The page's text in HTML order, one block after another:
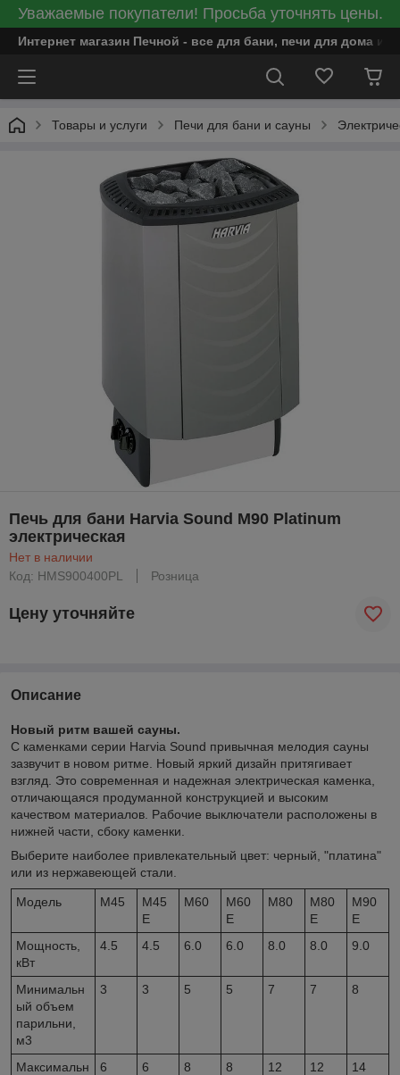
Уважаемые покупатели! Просьба уточнять цены.
Интернет магазин Печной - все для бани, печи для дома и
Товары и услуги Печи для бани и сауны
Печь для бани Harvia Sound M90 Platinum
электрическая
Нет в наличии
Код: HMS900400PL
Розница
Цену уточняйте
Описание
Новый ритм вашей сауны.
С каменками серии Harvia Sound привычная мелодия сауны
зазвучит в новом ритме. Новый яркий дизайн притягивает
взгляд. Это современная и надежная электрическая каменка,
отличающаяся продуманной конструкцией и высоким
качеством материалов. Рабочие выключатели расположены в
нижней части, сбоку каменки.
Выберите наиболее привлекательный цвет: черный, "платина"
или из нержавеющей стали.
Модель M45
M45
E
M60
M60
E
M80
M80
E
M90
E
Мощность,
кВт
4.5 4.5 6.0 6.0 8.0 8.0 9.0
Минимальн
ый объем
парильни,
м3
3 3 5 5 7 7 8
Максимальн
6 6 8 8 12 12 14